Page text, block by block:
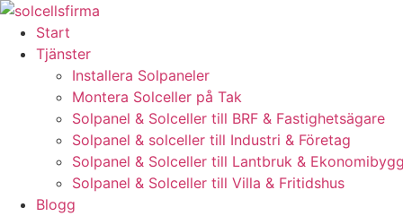
Skip
content
Start
Tjänster
Installera Solpaneler
Montera Solceller på Tak
Solpanel & Solceller till BRF & Fastighetsägare
Solpanel & solceller till Industri & Företag
Solpanel & Solceller till Lantbruk &
Solpanel & Solceller till Villa & Fritidshus
Blogg